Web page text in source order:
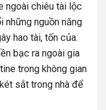
ngoài chiêu tài lộc
những nguồn năng
hao tài, tốn của.
bạc ra ngoài gia
trong không gian
sắt trong nhà để